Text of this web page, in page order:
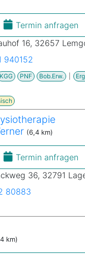
Termin anfragen
16, 32657
940152
KGG PNF Bob.Erw.
(6,4 km)
Termin anfragen
36, 32791
80883
km)